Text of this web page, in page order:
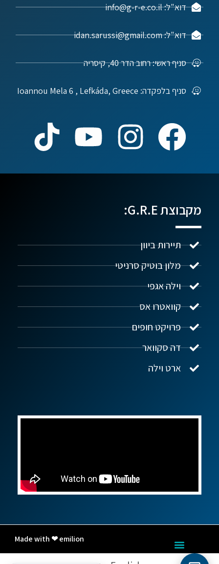
דוא"ל: info@g-r-e.co.il
דוא"ל: idan.sarussi@gmail.com
סניף ראשי: רחוב הדר 40, קיסריה
סניף בלפקדה: Ioannou Mela 6 , Lefkáda, Greece
מקבוצת G.R.E:
תיירות ביוון
מלון בוטיק סרניטי
וילה אגפי
קוואטרו אס
פרויקט חופים
דה סקוואר
ארט וילה
Made with ❤ emilion
נדל"ן ביוון G.R.E
שלום! איך אפשר לעזור?